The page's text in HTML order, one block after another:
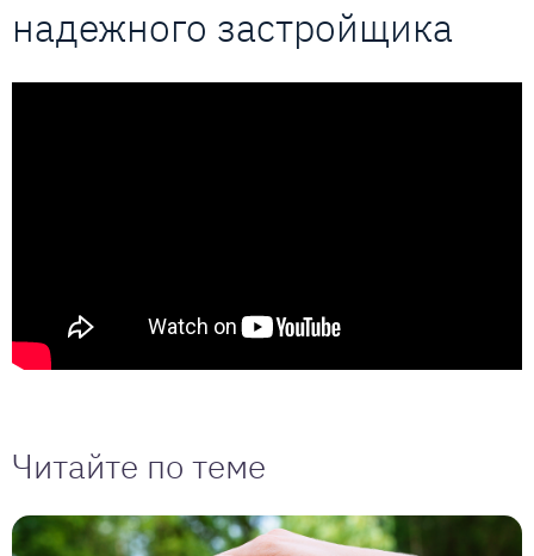
надежного застройщика
Читайте по теме